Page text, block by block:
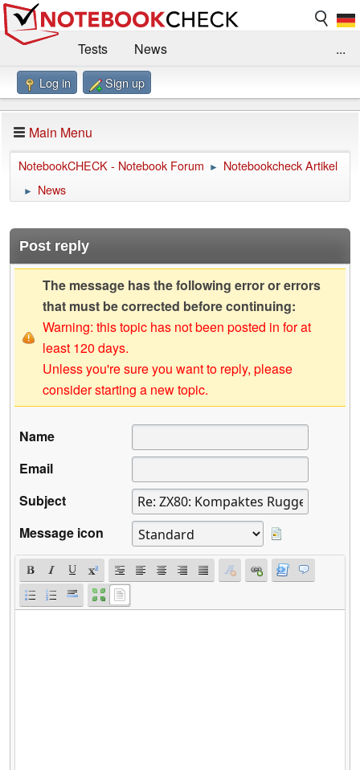
Tests
News
Benchmarks / Technik
Forum
Impressum
...
Log in Sign up
Main Menu
NotebookCHECK - Notebook Forum ► Notebookcheck Artikel
► News
Post reply
The message has the following error or errors
that must be corrected before continuing:
Warning: this topic has not been posted in for at
least 120 days.
Unless you're sure you want to reply, please
consider starting a new topic.
Name
Email
Subject
Message icon